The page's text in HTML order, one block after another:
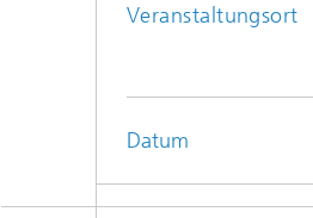
Veranstaltungsort
Datum